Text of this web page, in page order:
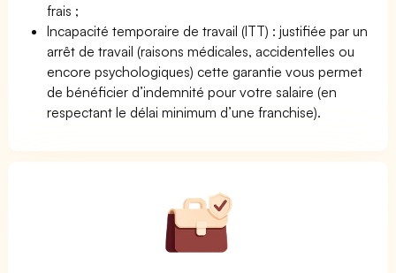
frais ;
Incapacité temporaire de travail (ITT) : justifiée par un
arrêt de travail (raisons médicales, accidentelles ou
encore psychologiques) cette garantie vous permet
de bénéficier d’indemnité pour votre salaire (en
respectant le délai minimum d’une franchise).